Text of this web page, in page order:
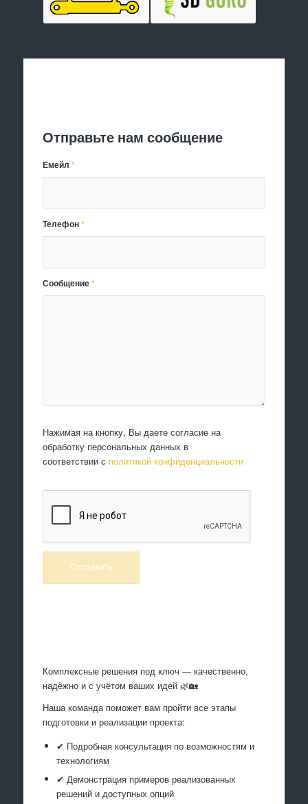
Отправьте нам сообщение
Емейл*
Телефон*
Сообщение*
Нажимая на кнопку, Вы даете согласие на
обработку персональных данных в
соответствии с политикой конфиденциальности
Комплексные решения под ключ — качественно,
надёжно и с учётом ваших идей 🌿🏡
Наша команда поможет вам пройти все этапы
подготовки и реализации проекта:
✔ Подробная консультация по возможностям и
технологиям
✔ Демонстрация примеров реализованных
решений и доступных опций